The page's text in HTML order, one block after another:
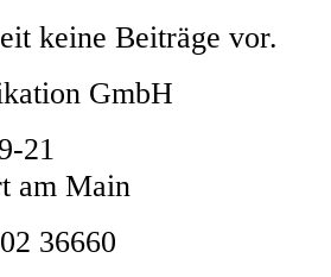
keine Beiträge vor.
GmbH
21
am Main
36660